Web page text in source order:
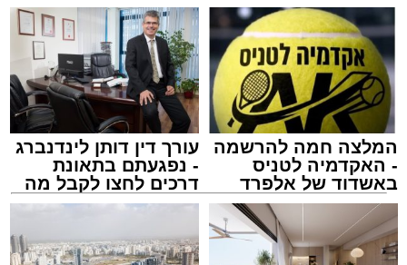
המלצה חמה להרשמה
- האקדמיה לטניס
באשדוד של אלפרד
קריאולנסקי - לילדים
עורך דין דותן לינדנברג
- נפגעתם בתאונת
דרכים לחצו לקבל מה
שמגיע לכם